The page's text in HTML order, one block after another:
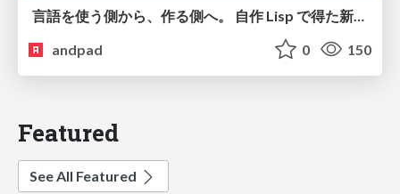
andpad
0 150
Featured
See All Featured